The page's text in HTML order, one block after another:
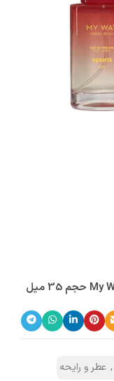
, عطر و رایحه